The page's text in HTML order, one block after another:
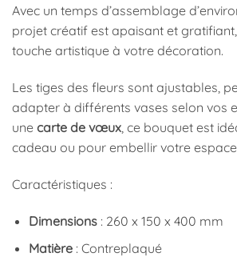
Avec un temps d’assemblage
projet créatif est apaisant et
touche artistique à votre décoration.
Les tiges des fleurs sont ajustables,
adapter à différents vases selon vos
une carte de vœux, ce bouquet est
cadeau ou pour embellir votre
Caractéristiques :
Dimensions: 260 x 150 x 400 mm
Matière: Contreplaqué